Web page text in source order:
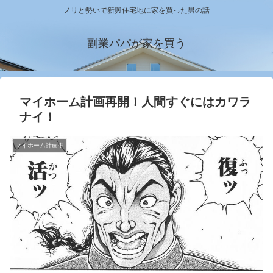
ノリと勢いで新興住宅地に家を買った男の話
副業パパが家を買う
マイホーム計画再開！人間すぐにはカワラ
ナイ！
マイホーム計画中